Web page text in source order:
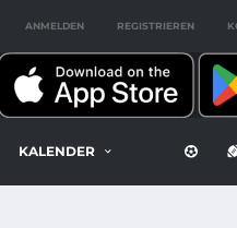
ANMELDEN REGISTRIEREN
KALENDER